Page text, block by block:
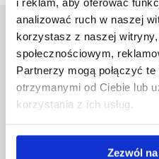
analizować ruch w naszej
korzystasz z naszej
społecznościowym,
Partnerzy mogą połączyć
otrzymanymi od Ciebie lub
korzystania z ich usług.
Zezwól
Uniwersytet
Al. Tadeusza
35-959 Rzeszów
Pomiń
nawigację
Polityka prywatności
Biblioteka